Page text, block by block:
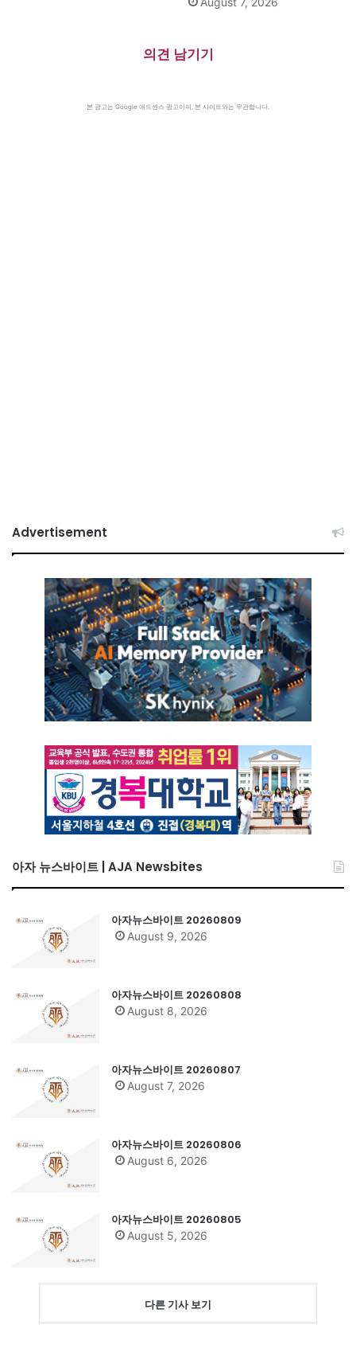
의견 남기기
본 광고는 Google 애드센스 광고이며, 본 사이트와는 무관합니다.
Advertisement
아자 뉴스바이트 | AJA Newsbites
아자뉴스바이트 20260809
August 9, 2026
아자뉴스바이트 20260808
August 8, 2026
아자뉴스바이트 20260807
August 7, 2026
아자뉴스바이트 20260806
August 6, 2026
아자뉴스바이트 20260805
August 5, 2026
다른 기사 보기